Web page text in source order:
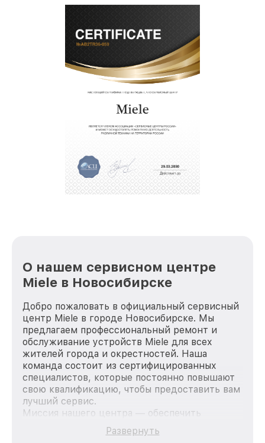
О нашем сервисном центре
Miele в Новосибирске
Добро пожаловать в официальный сервисный
центр Miele в городе Новосибирске. Мы
предлагаем профессиональный ремонт и
обслуживание устройств Miele для всех
жителей города и окрестностей. Наша
команда состоит из сертифицированных
специалистов, которые постоянно повышают
свою квалификацию, чтобы предоставить вам
лучший сервис.
Миссия нашего центра — обеспечить
качественный и доступный ремонт для
каждого пользователя продукции Miele, вне
Развернуть